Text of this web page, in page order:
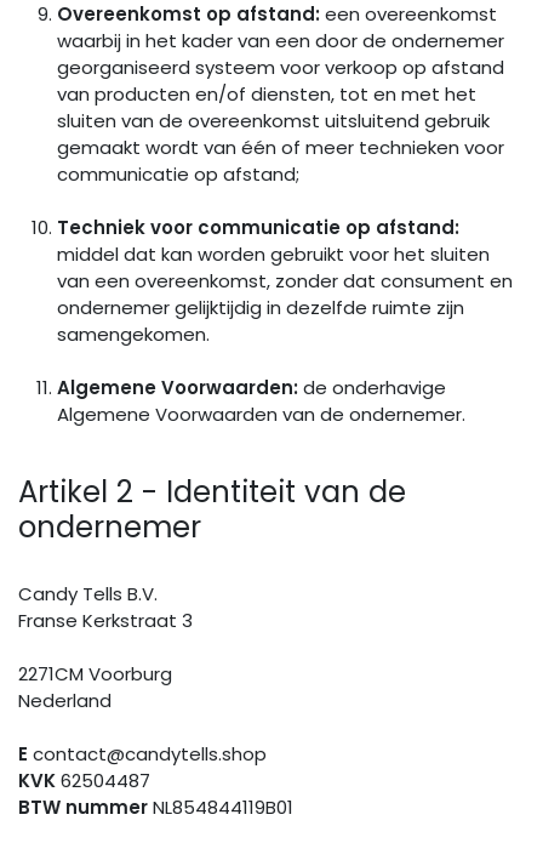
Overeenkomst op afstand:een overeenkomst
waarbij in het kader van een door de ondernemer
georganiseerd systeem voor verkoop op afstand
van producten en/of diensten, tot en met het
sluiten van de overeenkomst uitsluitend gebruik
gemaakt wordt van één of meer technieken voor
communicatie op afstand;
Techniek voor communicatie op afstand:
middel dat kan worden gebruikt voor het sluiten
van een overeenkomst, zonder dat consument en
ondernemer gelijktijdig in dezelfde ruimte zijn
samengekomen.
Algemene Voorwaarden:de onderhavige
Algemene Voorwaarden van de ondernemer.
Artikel 2 - Identiteit van de
ondernemer
Candy Tells B.V.
Franse Kerkstraat 3
2271CM Voorburg
Nederland
E contact@candytells.shop
KVK62504487
BTW nummerNL854844119B01